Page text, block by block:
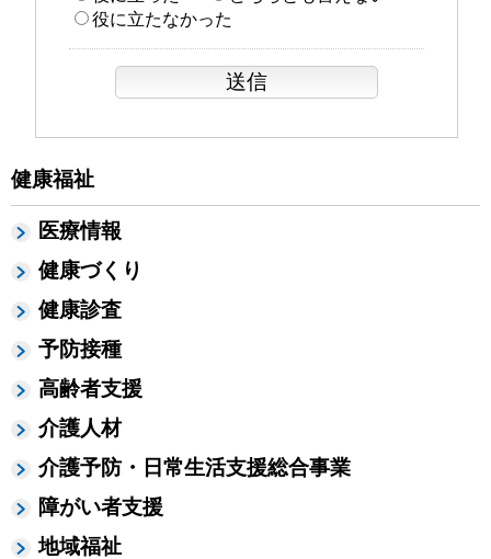
健康福祉
医療情報
健康づくり
健康診査
予防接種
高齢者支援
介護人材
介護予防・日常生活支援総合事業
障がい者支援
地域福祉
役に立たなかった